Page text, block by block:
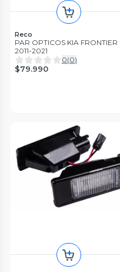
Reco
PAR OPTICOS KIA FRONTIER
2011-2021
0(0)
$79.990